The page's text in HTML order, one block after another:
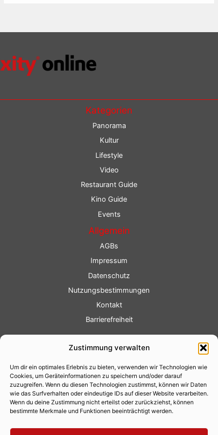
Zustimmung verwalten
Um dir ein optimales Erlebnis zu bieten, verwenden wir Technologien wie
Cookies, um Geräteinformationen zu speichern und/oder darauf
zuzugreifen. Wenn du diesen Technologien zustimmst, können wir Daten
wie das Surfverhalten oder eindeutige IDs auf dieser Website verarbeiten.
Wenn du deine Zustimmung nicht erteilst oder zurückziehst, können
bestimmte Merkmale und Funktionen beeinträchtigt werden.
Kategorien
Panorama
Kultur
Lifestyle
Video
Restaurant Guide
Kino Guide
Events
Allgemein
AGBs
Impressum
Datenschutz
Nutzungsbestimmungen
Kontakt
Barrierefreiheit
Fotoservice
Videoservice
Werbung
Contenterstellung
Lokalnachrichten
Lokalfernsehen